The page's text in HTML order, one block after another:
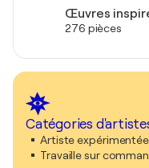
Œuvres
276 pièces
Catégories
Artiste expérimentée
Travaille sur